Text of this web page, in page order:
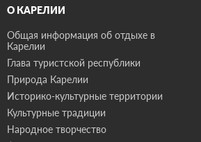
О КАРЕЛИИ
Общая информация об отдыхе в
Карелии
Глава туристской республики
Природа Карелии
Историко-культурные территории
Культурные традиции
Народное творчество